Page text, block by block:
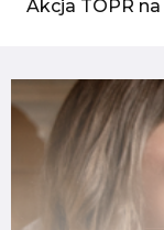
Akcja TOPR